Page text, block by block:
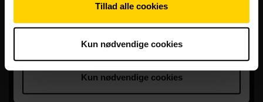
Tillad alle cookies
Kun nødvendige cookies